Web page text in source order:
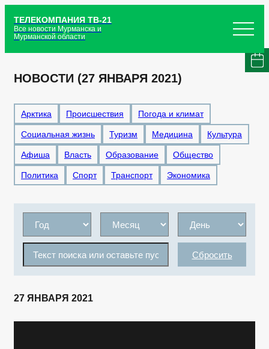
ТЕЛЕКОМПАНИЯ ТВ-21
Все новости Мурманска и
Мурманской области
НОВОСТИ (27 ЯНВАРЯ 2021)
Арктика Происшествия Погода и климат
Социальная жизнь Туризм Медицина Культура
Афиша Власть Образование Общество
Политика Спорт Транспорт Экономика
Сбросить
27 ЯНВАРЯ 2021